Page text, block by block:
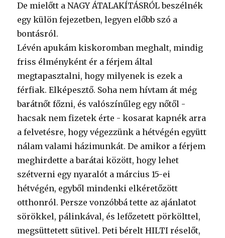
De mielőtt a NAGY ÁTALAKÍTÁSRÓL beszélnék
egy külön fejezetben, legyen előbb szó a
bontásról.
Lévén apukám kiskoromban meghalt, mindig
friss élményként ér a férjem által
megtapasztalni, hogy milyenek is ezek a
férfiak. Elképesztő. Soha nem hívtam át még
barátnőt főzni, és valószínűleg egy nőtől -
hacsak nem fizetek érte - kosarat kapnék arra
a felvetésre, hogy végezzünk a hétvégén együtt
nálam valami házimunkát. De amikor a férjem
meghirdette a barátai között, hogy lehet
szétverni egy nyaralót a március 15-ei
hétvégén, egyből mindenki elkéretőzött
otthonról. Persze vonzóbbá tette az ajánlatot
sörökkel, pálinkával, és lefőzetett pörkölttel,
megsüttetett sütivel. Peti bérelt HILTI réselőt,